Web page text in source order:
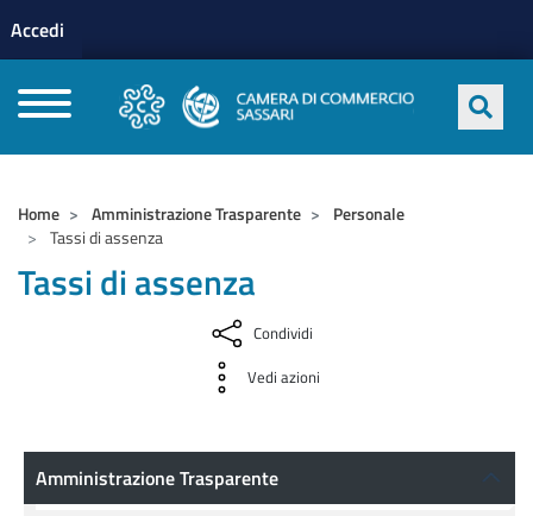
profilo utente
Accedi
Home Amministrazione Trasparente
Personale
Tassi di assenza
Tassi di assenza
Condividi
Vedi azioni
Amministrazione Trasparente
Amministrazione Trasparente